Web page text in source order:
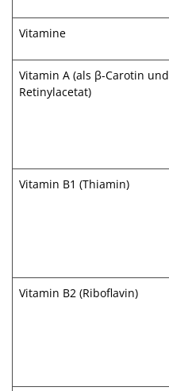
Vitamine
Vitamin A (als β-Carotin und
Retinylacetat)
Vitamin B1 (Thiamin)
Vitamin B2 (Riboflavin)